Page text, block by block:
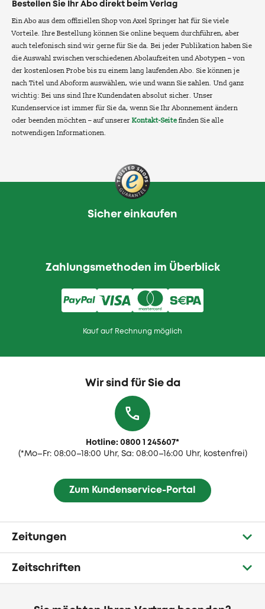
Bestellen Sie Ihr Abo direkt beim Verlag
Ein Abo aus dem offiziellen Shop von Axel Springer hat für Sie viele
Vorteile. Ihre Bestellung können Sie online bequem durchführen, aber
auch telefonisch sind wir gerne für Sie da. Bei jeder Publikation haben Sie
die Auswahl zwischen verschiedenen Abolaufzeiten und Abotypen – von
der kostenlosen Probe bis zu einem lang laufenden Abo. Sie können je
nach Titel und Aboform auswählen, wie und wann Sie zahlen. Und ganz
wichtig: Bei uns sind Ihre Kundendaten absolut sicher. Unser
Kundenservice ist immer für Sie da, wenn Sie Ihr Abonnement ändern
oder beenden möchten – auf unserer Kontakt-Seite finden Sie alle
notwendigen Informationen.
Zahlungsmethoden im Überblick
Kauf auf Rechnung möglich
Sicher einkaufen
Wir sind für Sie da
Hotline: 0800 1 245607*
(*Mo–Fr: 08:00–18:00 Uhr, Sa: 08:00–16:00 Uhr, kostenfrei)
Zum Kundenservice-Portal
Zeitungen
Zeitschriften